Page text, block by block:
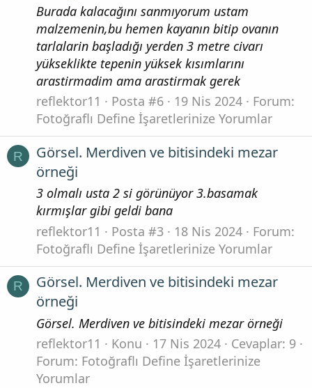
Burada kalacağını sanmıyorum ustam
malzemenin,bu hemen kayanın bitip ovanın
tarlalarin başladığı yerden 3 metre civarı
yükseklikte tepenin yüksek kısımlarını
arastirmadim ama arastirmak gerek
reflektor11
Posta #6 19 Nis 2024
Forum:
Fotoğraflı Define İşaretlerinize Yorumlar
R
Görsel. Merdiven ve bitisindeki mezar
örneği
3 olmalı usta 2 si görünüyor 3.basamak
kırmışlar gibi geldi bana
reflektor11
Posta #3 18 Nis 2024
Forum:
Fotoğraflı Define İşaretlerinize Yorumlar
R
Görsel. Merdiven ve bitisindeki mezar
örneği
Görsel. Merdiven ve bitisindeki mezar örneği
reflektor11
Konu 17 Nis 2024
Cevaplar: 9
Forum: Fotoğraflı Define İşaretlerinize
Yorumlar